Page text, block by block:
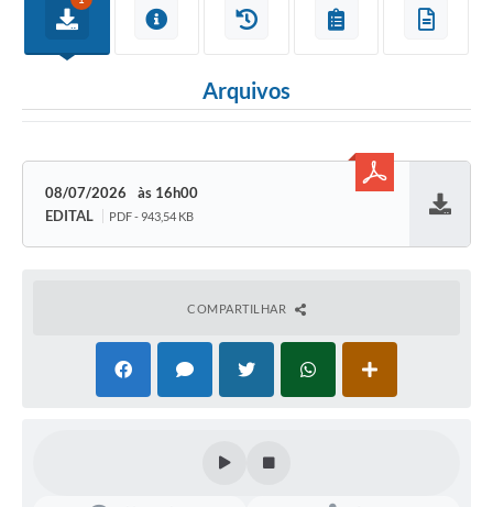
Arquivos
08/07/2026
16h00
EDITAL
PDF - 943,54 KB
COMPARTILHAR